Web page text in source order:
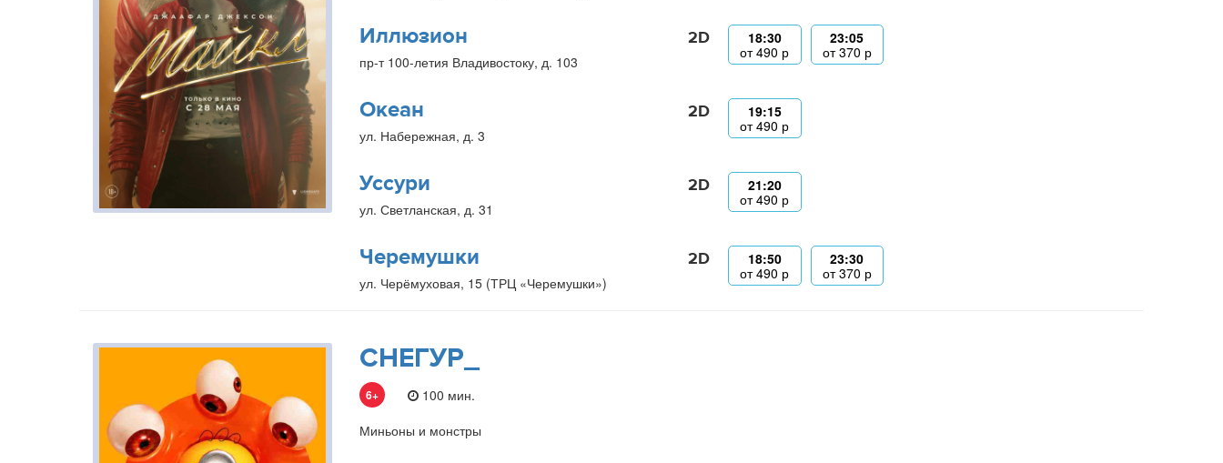
Иллюзион
пр-т 100-летия Владивостоку, д. 103
2D
18:30
от490 р
23:05
от370 р
Океан
ул. Набережная, д. 3
2D
19:15
от490 р
Уссури
ул. Светланская, д. 31
2D
21:20
от490 р
Черемушки
ул. Черёмуховая, 15 (ТРЦ «Черемушки»)
2D
18:50
от490 р
23:30
от370 р
СНЕГУР_
6+
100 мин.
Миньоны и монстры